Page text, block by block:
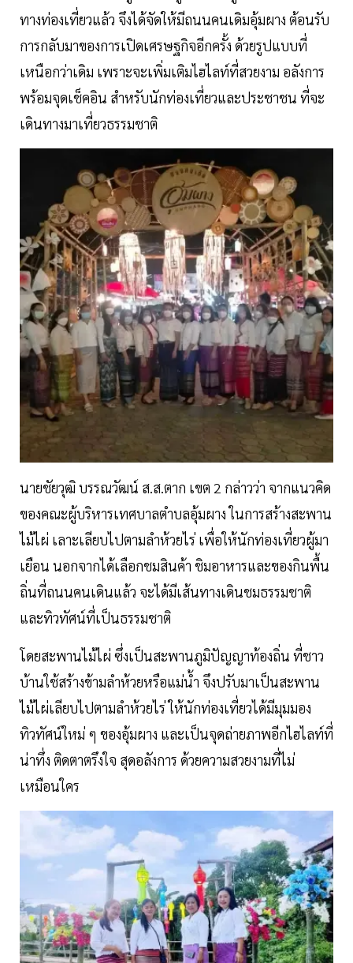
ทางท่องเที่ยวแล้ว จึงได้จัดให้มีถนนคนเดิมอุ้มผาง ต้อนรับ
การกลับมาของการเปิดเศรษฐกิจอีกครั้ง ด้วยรูปแบบที่
เหนือกว่าเดิม เพราะจะเพิ่มเติมไฮไลท์ที่สวยงาม อลังการ
พร้อมจุดเช็คอิน สำหรับนักท่องเที่ยวและประชาชน ที่จะ
เดินทางมาเที่ยวธรรมชาติ
นายชัยวุฒิ บรรณวัฒน์ ส.ส.ตาก เขต 2 กล่าวว่า จากแนวคิด
ของคณะผู้บริหารเทศบาลตำบลอุ้มผาง ในการสร้างสะพาน
ไม้ไผ่ เลาะเลียบไปตามลำห้วยไร่ เพื่อให้นักท่องเที่ยวผู้มา
เยือน นอกจากได้เลือกชมสินค้า ชิมอาหารและของกินพื้น
ถิ่นที่ถนนคนเดินแล้ว จะได้มีเส้นทางเดินชมธรรมชาติ
และทิวทัศน์ที่เป็นธรรมชาติ
โดยสะพานไม้ไผ่ ซึ่งเป็นสะพานภูมิปัญญาท้องถิ่น ที่ชาว
บ้านใช้สร้างข้ามลำห้วยหรือแม่น้ำ จึงปรับมาเป็นสะพาน
ไม้ไผ่เลียบไปตามลำห้วยไร่ ให้นักท่องเที่ยวได้มีมุมมอง
ทิวทัศน์ใหม่ ๆ ของอุ้มผาง และเป็นจุดถ่ายภาพอีกไฮไลท์ที่
น่าทึ่ง ติดตาตรึงใจ สุดอลังการ ด้วยความสวยงามที่ไม่
เหมือนใคร